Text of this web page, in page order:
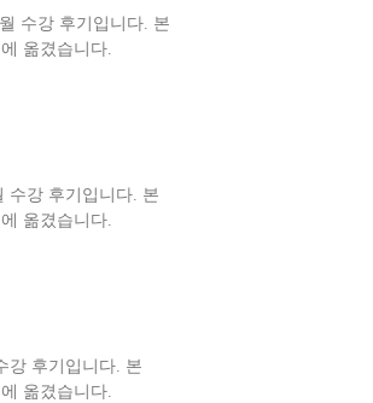
수강 후기입니다. 본
옮겼습니다.
수강 후기입니다. 본
옮겼습니다.
강 후기입니다. 본
옮겼습니다.